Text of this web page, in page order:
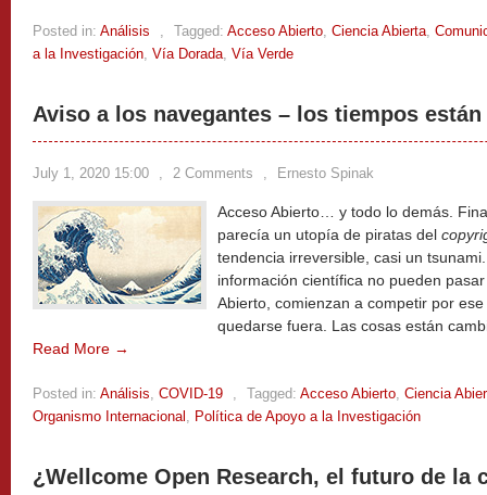
Posted in: Análisis , Tagged: Acceso Abierto, Ciencia Abierta,
a la Investigación, Vía Dorada, Vía Verde
Aviso a los navegantes – los tiempos
July 1, 2020 15:00 , 2 Comments , Ernesto Spinak
Acceso Abierto… y todo lo demás.
parecía un utopía de piratas del
tendencia irreversible, casi un
información científica no pueden
Abierto, comienzan a competir por
quedarse fuera. Las cosas están
Read More →
Posted in: Análisis, COVID-19 , Tagged: Acceso Abierto, Ciencia
Organismo Internacional , Política de Apoyo a la Investigación
¿Wellcome Open Research, el futuro de la